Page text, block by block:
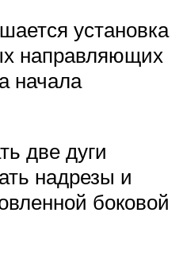
установка
направляющих
начала
две дуги
надрезы и
боковой